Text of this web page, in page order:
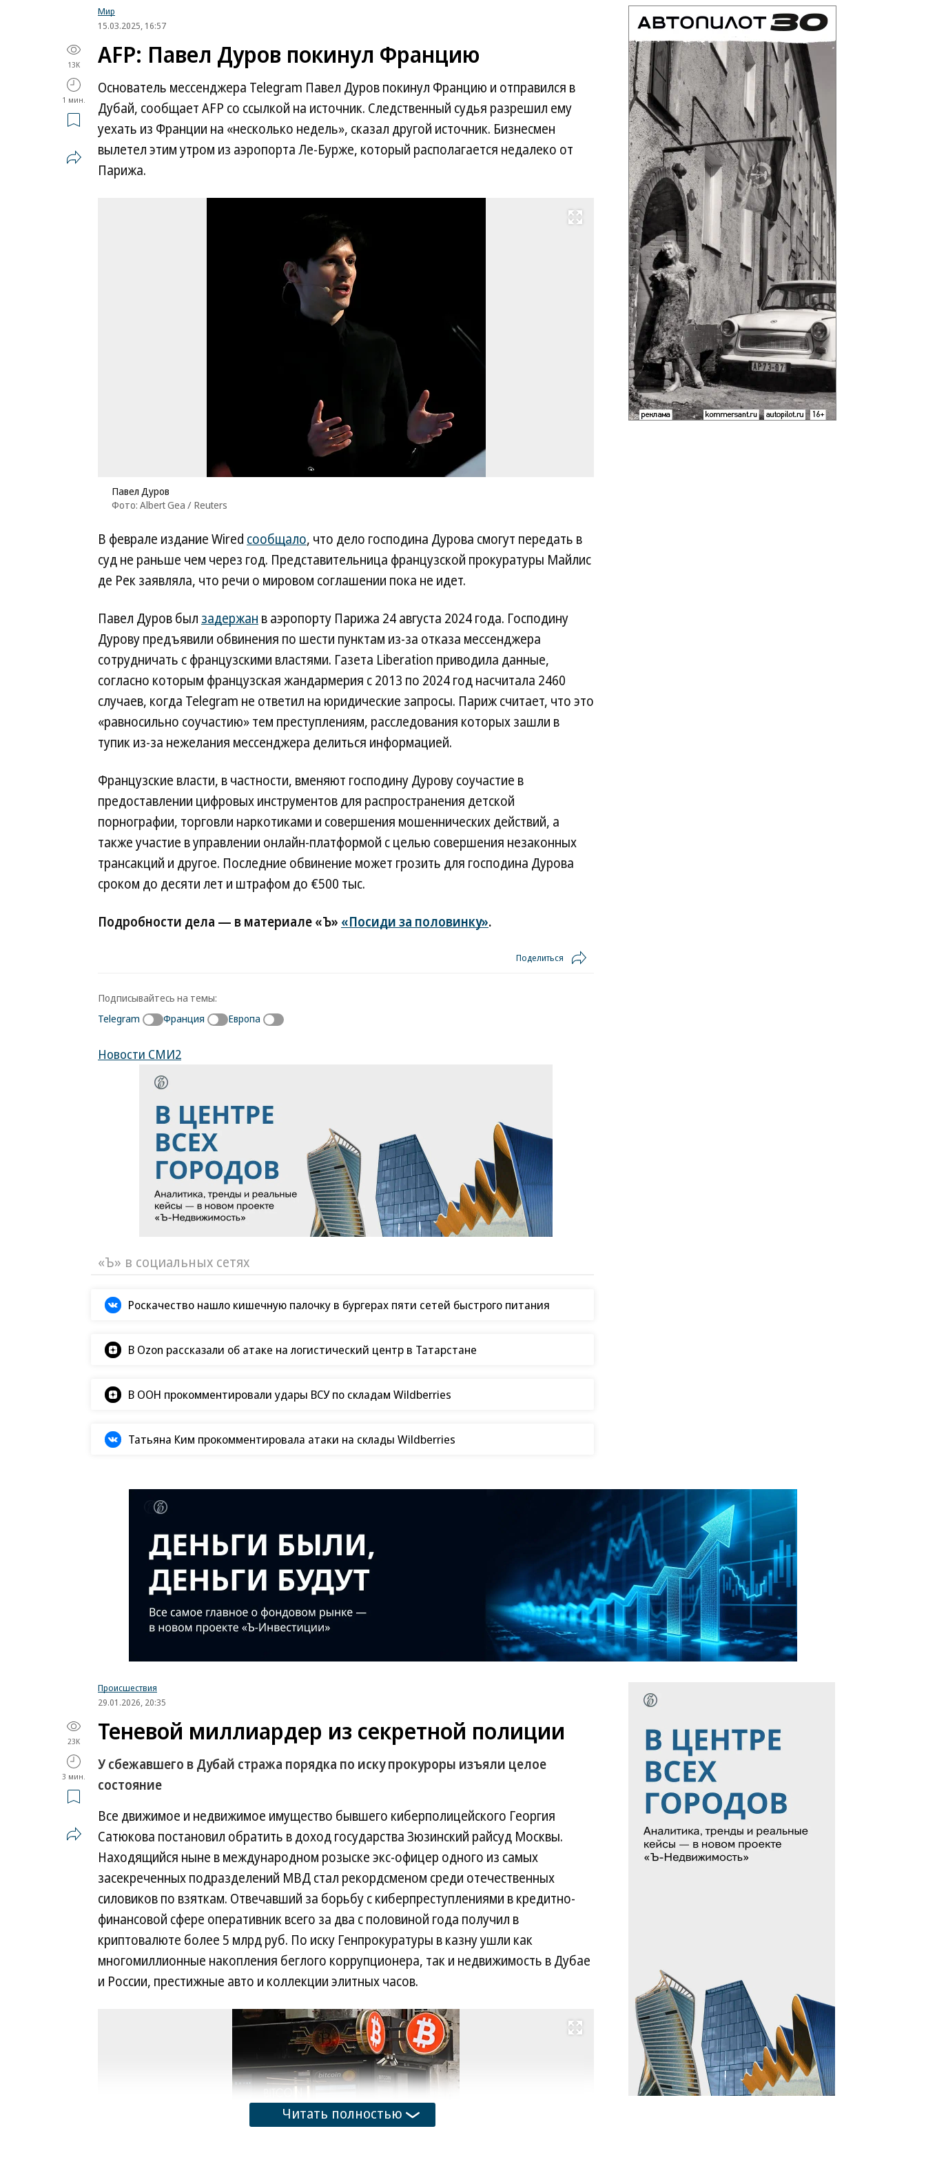
Мир
15.03.2025, 16:57
13K
1 мин.
AFP: Павел Дуров покинул Францию
Основатель мессенджера Telegram Павел Дуров покинул Францию и отправился в
Дубай, сообщает AFP со ссылкой на источник. Следственный судья разрешил ему
уехать из Франции на «несколько недель», сказал другой источник. Бизнесмен
вылетел этим утром из аэропорта Ле-Бурже, который располагается недалеко от
Парижа.
Развернуть на весь экран
Павел Дуров
Фото: Albert Gea / Reuters
Павел
Дуров
Фото:
Albert
Reuters
В феврале издание Wired сообщало, что дело господина Дурова смогут передать в
суд не раньше чем через год. Представительница французской прокуратуры Майлис
де Рек заявляла, что речи о мировом соглашении пока не идет.
Павел Дуров был задержан в аэропорту Парижа 24 августа 2024 года. Господину
Дурову предъявили обвинения по шести пунктам из-за отказа мессенджера
сотрудничать с французскими властями. Газета Liberation приводила данные,
согласно которым французская жандармерия с 2013 по 2024 год насчитала 2460
случаев, когда Telegram не ответил на юридические запросы. Париж считает, что это
«равносильно соучастию» тем преступлениям, расследования которых зашли в
тупик из-за нежелания мессенджера делиться информацией.
Французские власти, в частности, вменяют господину Дурову соучастие в
предоставлении цифровых инструментов для распространения детской
порнографии, торговли наркотиками и совершения мошеннических действий, а
также участие в управлении онлайн-платформой с целью совершения незаконных
транcакций и другое. Последние обвинение может грозить для господина Дурова
сроком до десяти лет и штрафом до €500 тыс.
Подробности дела — в материале «Ъ» «Посиди за половинку».
Поделиться
Подписывайтесь на темы:
Telegram
Франция Европа
Новости СМИ2
«Ъ» в социальных сетях
Роскачество нашло кишечную палочку в бургерах пяти сетей быстрого питания
В Ozon рассказали об атаке на логистический центр в Татарстане
В ООН прокомментировали удары ВСУ по складам Wildberries
Татьяна Ким прокомментировала атаки на склады Wildberries
Происшествия
29.01.2026, 20:35
23K
3 мин.
Теневой миллиардер из секретной полиции
У сбежавшего в Дубай стража порядка по иску прокуроры изъяли целое
состояние
Все движимое и недвижимое имущество бывшего киберполицейского Георгия
Сатюкова постановил обратить в доход государства Зюзинский райсуд Москвы.
Находящийся ныне в международном розыске экс-офицер одного из самых
засекреченных подразделений МВД стал рекордсменом среди отечественных
силовиков по взяткам. Отвечавший за борьбу с киберпреступлениями в кредитно-
финансовой сфере оперативник всего за два с половиной года получил в
криптовалюте более 5 млрд руб. По иску Генпрокуратуры в казну ушли как
многомиллионные накопления беглого коррупционера, так и недвижимость в Дубае
и России, престижные авто и коллекции элитных часов.
Развернуть на весь экран
Александр
Миридонов,
Читать полностью